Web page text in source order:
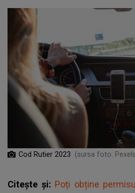
Cod Rutier 2023 (sursa foto:
Citește și: Poți obține